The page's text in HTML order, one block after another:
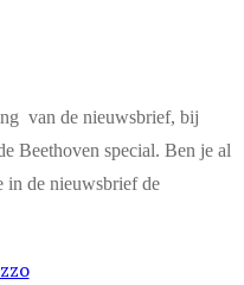
van de nieuwsbrief, bij
Beethoven special. Ben je al
in de nieuwsbrief de